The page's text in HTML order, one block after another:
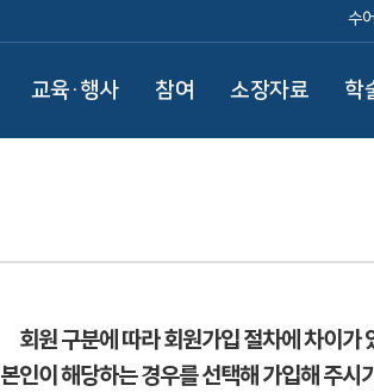
수
교육·행사 참여 소장자료 학
회원 구분에 따라 회원가입 절차에 차이가
본인이 해당하는 경우를 선택해 가입해 주시